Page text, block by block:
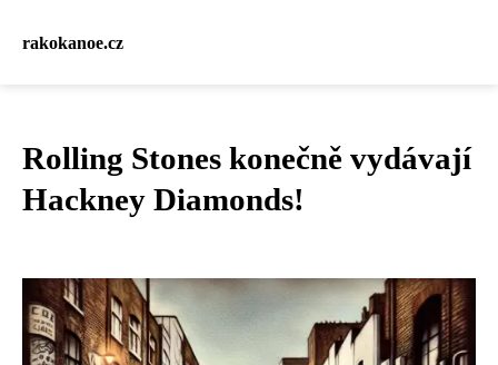
rakokanoe.cz
Rolling Stones konečně vydávají
Hackney Diamonds!